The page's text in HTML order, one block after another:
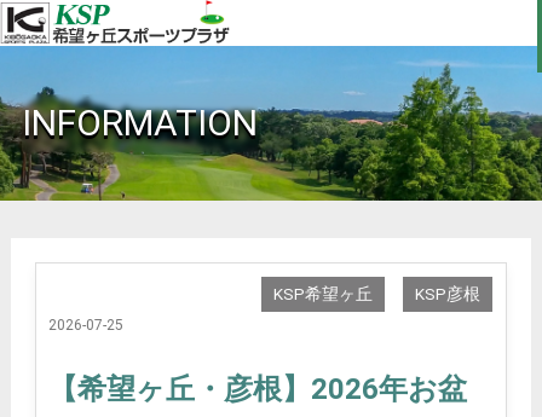
INFORMATION
2026-07-25
【希望ヶ丘・彦根】2026年お盆
KSP希望ヶ丘 KSP彦根